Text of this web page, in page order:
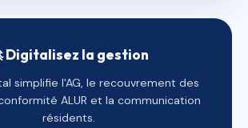
Digitalisez la gestion
simplifie l'AG, le recouvrement des
ALUR et la communication
résidents.